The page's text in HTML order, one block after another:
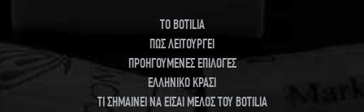
TO BOTILIA
ΠΩΣ ΛΕΙΤΟΥΡΓΕΙ
ΠΡΟΗΓΟΥΜΕΝΕΣ ΕΠΙΛΟΓΕΣ
ΕΛΛΗΝΙΚΟ ΚΡΑΣΙ
ΤΙ ΣΗΜΑΙΝΕΙ ΝΑ ΕΙΣΑΙ ΜΕΛΟΣ ΤΟΥ BOTILIA